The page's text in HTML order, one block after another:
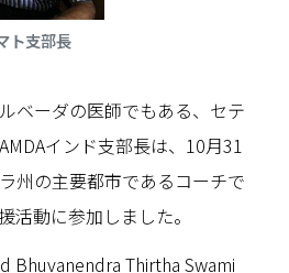
ト支部長
ベーダの医師でもある、セテ
インド支部長は、10月31
州の主要都市であるコーチで
活動に参加しました。
Bhuvanendra Thirtha Swami